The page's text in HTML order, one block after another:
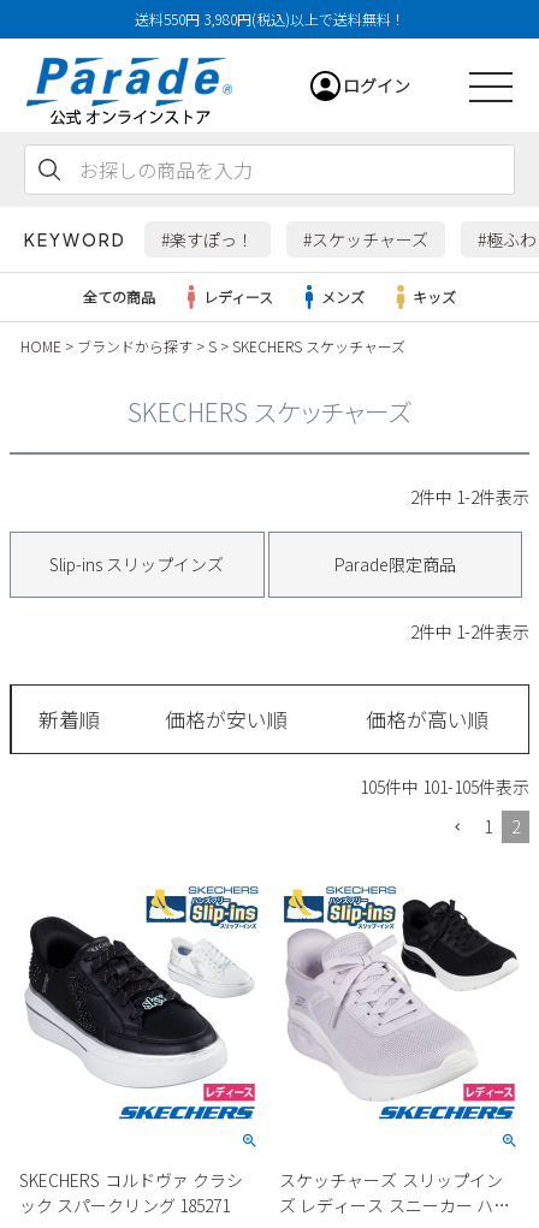
送料550円 3,980円(税込)以上で送料無料！
ログイン
KEYWORD #楽すぽっ！ #スケッチャーズ #極ふ
スニーカー
ワークシューズ
ブーツ
ウェア
Parade
moz
すべての商品
レインシューズ
スニーカー
カジュアルシューズ
ワークシューズ
ブーツ
Parade
キッズ
サンダル
フォーマル
ブーツ
Parade
new balance
キッズ新入荷
SALE
メンズSALE
キッズSALE
すべての商品
リュック
ボディバッグ
ハンドバッグ
トートバッグ
すべての商品
ケア用品
詳細検索
店舗一覧
ご利用ガイド
会員サービス
全ての商品 レディース メンズ キッズ
HOME ブランドから探す S SKECHERS スケッチャーズ
SKECHERS スケッチャーズ
2件中 1-2件表示
Slip-ins スリップインズ Parade限定商品
2件中 1-2件表示
新着順 価格が安い順 価格が高い順
105件中 101-105件表示
1
2
SKECHERS コルドヴァ クラシ
ック スパークリング 185271
スケッチャーズ スリップイン
ズ レディース スニーカー ハン